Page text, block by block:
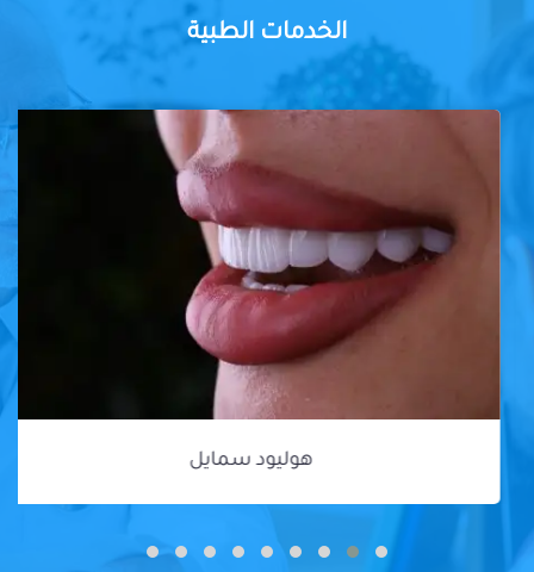
الخدمات الطبية
هوليود سمايل